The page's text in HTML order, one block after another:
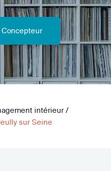
Concepteur
intérieur /
sur Seine